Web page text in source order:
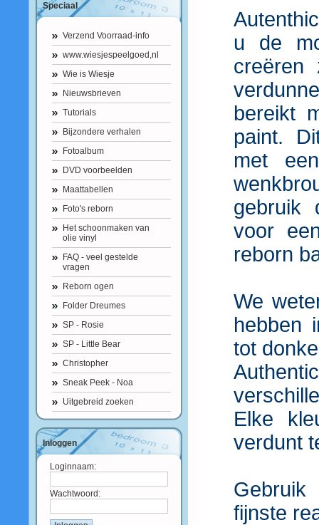
Speciaal
Verzend Voorraad-info
www.wiesjespeelgoed,nl
Wie is Wiesje
Nieuwsbrieven
Tutorials
Bijzondere verhalen
Fotoalbum
DVD voorbeelden
Maattabellen
Foto's reborn
Het schoonmaken van
olie vinyl
FAQ - veel gestelde
vragen
Reborn ogen
Folder Dreumes
SP - Rosie
SP - Little Bear
Christopher
Sneak Peek - Noa
Uitgebreid zoeken
Inloggen
Loginnaam:
Wachtwoord:
u de
bereikt
paint.
met
gebruik
voor
reborn
We
hebben
tot
Elke
verdunt
fijnste